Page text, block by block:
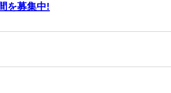
を募集中!